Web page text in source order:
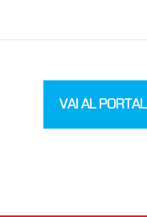
VAI AL